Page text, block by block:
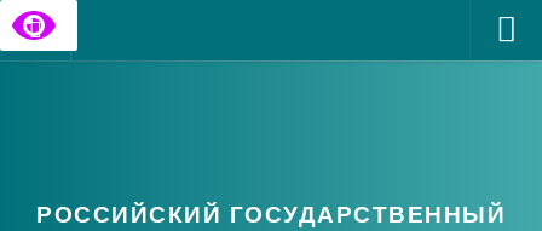
Часто задаваемые вопросы
РОССИЙСКИЙ ГОСУДАРСТВЕННЫЙ